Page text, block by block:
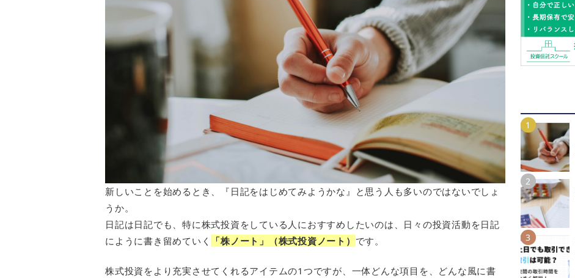
新しいことを始めるとき、『日記をはじめてみようかな』と思う人も多いのではないでしょ
うか。
日記は日記でも、特に株式投資をしている人におすすめしたいのは、日々の投資活動を日記
にように書き留めていく
「株ノート」（株式投資ノート） です。
株式投資をより充実させてくれるアイテムの1つですが、一体どんな項目を、どんな風に書